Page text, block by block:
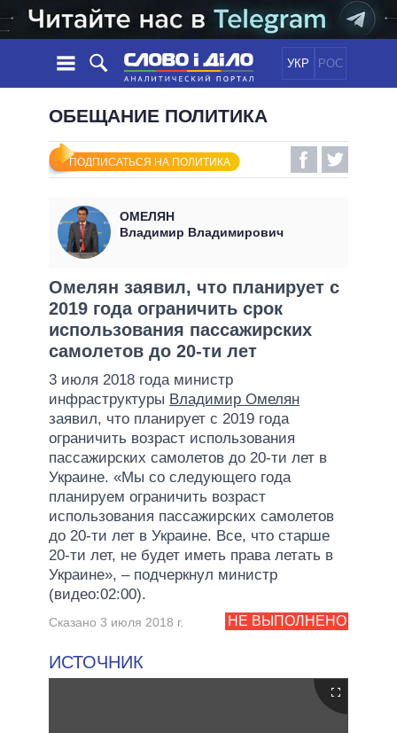
УКР РОС
НОВОСТИ
ЛЕНТА
СОБЫТИЯ
СТАТЬИ
МНЕНИЯ
ОБЗОРЫ
ДАЙДЖЕСТЫ
ПОЛИТИКА
ЭКОНОМИКА
МИР
ОБЕЩАНИЯ
ВСЕ ПОЛИТИКИ
ПРЕЗИДЕНТ И ОФИС
ВЕРХОВНАЯ РАДА
КАБИНЕТ МИНИСТРОВ
ГЛАВЫ ОБЛАДМИНИСТРАЦИЙ
МЭРЫ
ВСЕ ПЕРСОНЫ
ИНФОГРАФИКА
ПОДДЕРЖАТЬ
СРАВНЕНИЕ ПОЛИТИКОВ
ОБЕЩАНИЕ ПОЛИТИКА
ПОДПИСАТЬСЯ НА ПОЛИТИКА
ОМЕЛЯН
Владимир Владимирович
Омелян заявил, что планирует с
2019 года ограничить срок
использования пассажирских
самолетов до 20-ти лет
3 июля 2018 года министр
инфраструктуры Владимир Омелян
заявил, что планирует с 2019 года
ограничить возраст использования
пассажирских самолетов до 20-ти лет в
Украине. «Мы со следующего года
планируем ограничить возраст
использования пассажирских самолетов
до 20-ти лет в Украине. Все, что старше
20-ти лет, не будет иметь права летать в
Украине», – подчеркнул министр
(видео:02:00).
НЕ ВЫПОЛНЕНО
Сказано 3 июля 2018 г.
ИСТОЧНИК